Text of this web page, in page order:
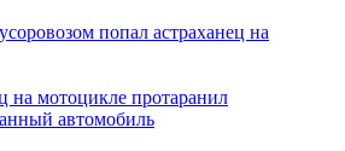
попал астраханец на
на мотоцикле протаранил
автомобиль